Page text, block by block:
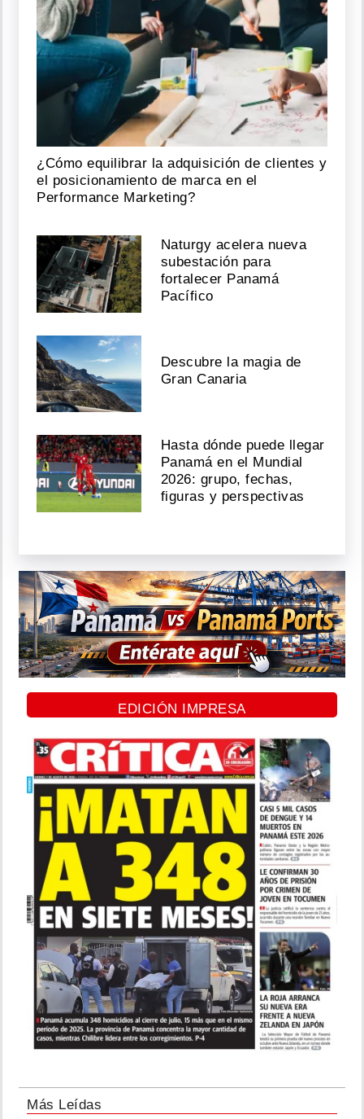
¿Cómo equilibrar la adquisición de clientes y
el posicionamiento de marca en el
Performance Marketing?
Naturgy acelera nueva
subestación para
fortalecer Panamá
Pacífico
Descubre la magia de
Gran Canaria
Hasta dónde puede llegar
Panamá en el Mundial
2026: grupo, fechas,
figuras y perspectivas
EDICIÓN IMPRESA
Más Leídas